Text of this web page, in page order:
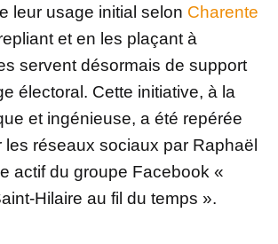
leur usage initial selon Charente
et en les plaçant à
servent désormais de support
électoral. Cette initiative, à la
et ingénieuse, a été repérée
les réseaux sociaux par Raphaël
actif du groupe Facebook «
Hilaire au fil du temps ».